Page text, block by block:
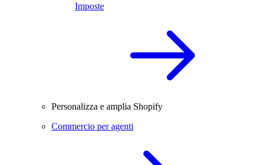
Imposte
Personalizza e amplia Shopify
Commercio per agenti